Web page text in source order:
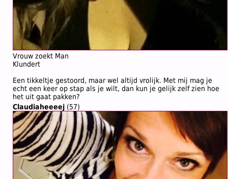
Vrouw zoekt Man
Klundert
Een tikkeltje gestoord, maar wel altijd vrolijk. Met mij mag je
echt een keer op stap als je wilt, dan kun je gelijk zelf zien hoe
het uit gaat pakken?
Claudiaheeeej (57)